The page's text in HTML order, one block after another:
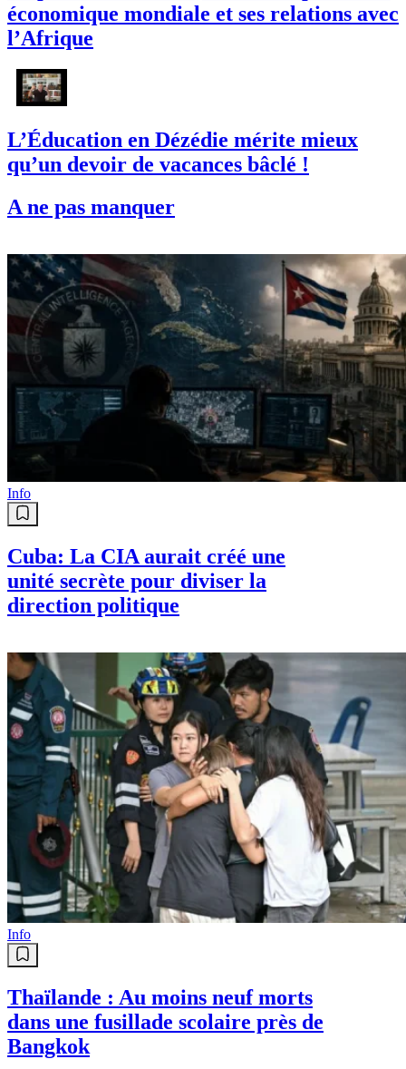
économique mondiale et ses relations avec
l’Afrique
L’Éducation en Dézédie mérite mieux
qu’un devoir de vacances bâclé !
A ne pas manquer
Info
Cuba: La CIA aurait créé une
unité secrète pour diviser la
direction politique
Info
Thaïlande : Au moins neuf morts
dans une fusillade scolaire près de
Bangkok